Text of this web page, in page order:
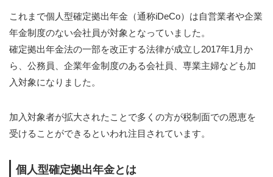
これまで個人型確定拠出年金（通称iDeCo）は自営業者や企業
年金制度のない会社員が対象となっていました。
確定拠出年金法の一部を改正する法律が成立し2017年1月か
ら、公務員、企業年金制度のある会社員、専業主婦なども加
入対象になりました。
加入対象者が拡大されたことで多くの方が税制面での恩恵を
受けることができるといわれ注目されています。
個人型確定拠出年金とは